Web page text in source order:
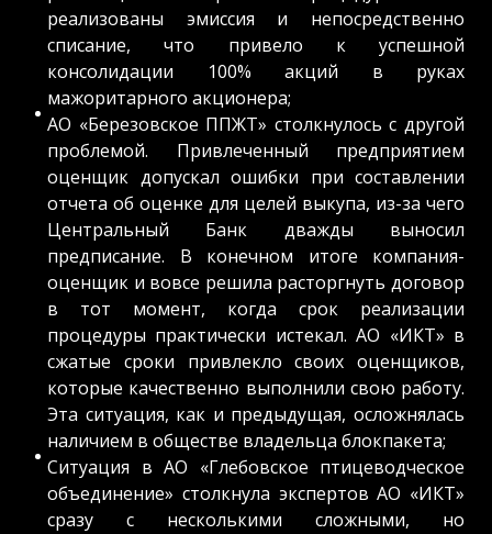
реализованы эмиссия и непосредственно
списание, что привело к успешной
консолидации 100% акций в руках
мажоритарного акционера;
АО «Березовское ППЖТ» столкнулось с другой
проблемой. Привлеченный предприятием
оценщик допускал ошибки при составлении
отчета об оценке для целей выкупа, из-за чего
Центральный Банк дважды выносил
предписание. В конечном итоге компания-
оценщик и вовсе решила расторгнуть договор
в тот момент, когда срок реализации
процедуры практически истекал. АО «ИКТ» в
сжатые сроки привлекло своих оценщиков,
которые качественно выполнили свою работу.
Эта ситуация, как и предыдущая, осложнялась
наличием в обществе владельца блокпакета;
Ситуация в АО «Глебовское птицеводческое
объединение» столкнула экспертов АО «ИКТ»
сразу с несколькими сложными, но